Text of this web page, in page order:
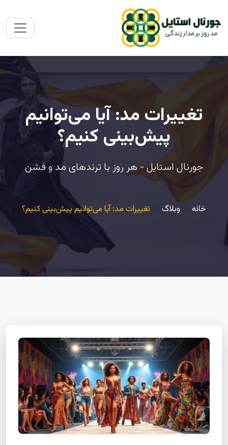
تغییرات مد: آیا می‌توانیم
پیش‌بینی کنیم؟
جورنال استایل - هر روز با ترندهای مد و فشن
خانه وبلاگ تغییرات مد: آیا می‌توانیم پیش‌بینی کنیم؟